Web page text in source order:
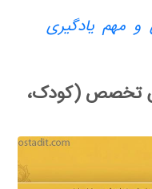
مهم یادگیری
تخصص (کودک،